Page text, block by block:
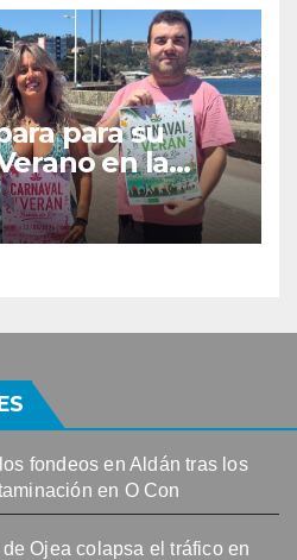
mesas
para su
en la
fondeos en Aldán tras los
en O Con
Ojea colapsa el tráfico en